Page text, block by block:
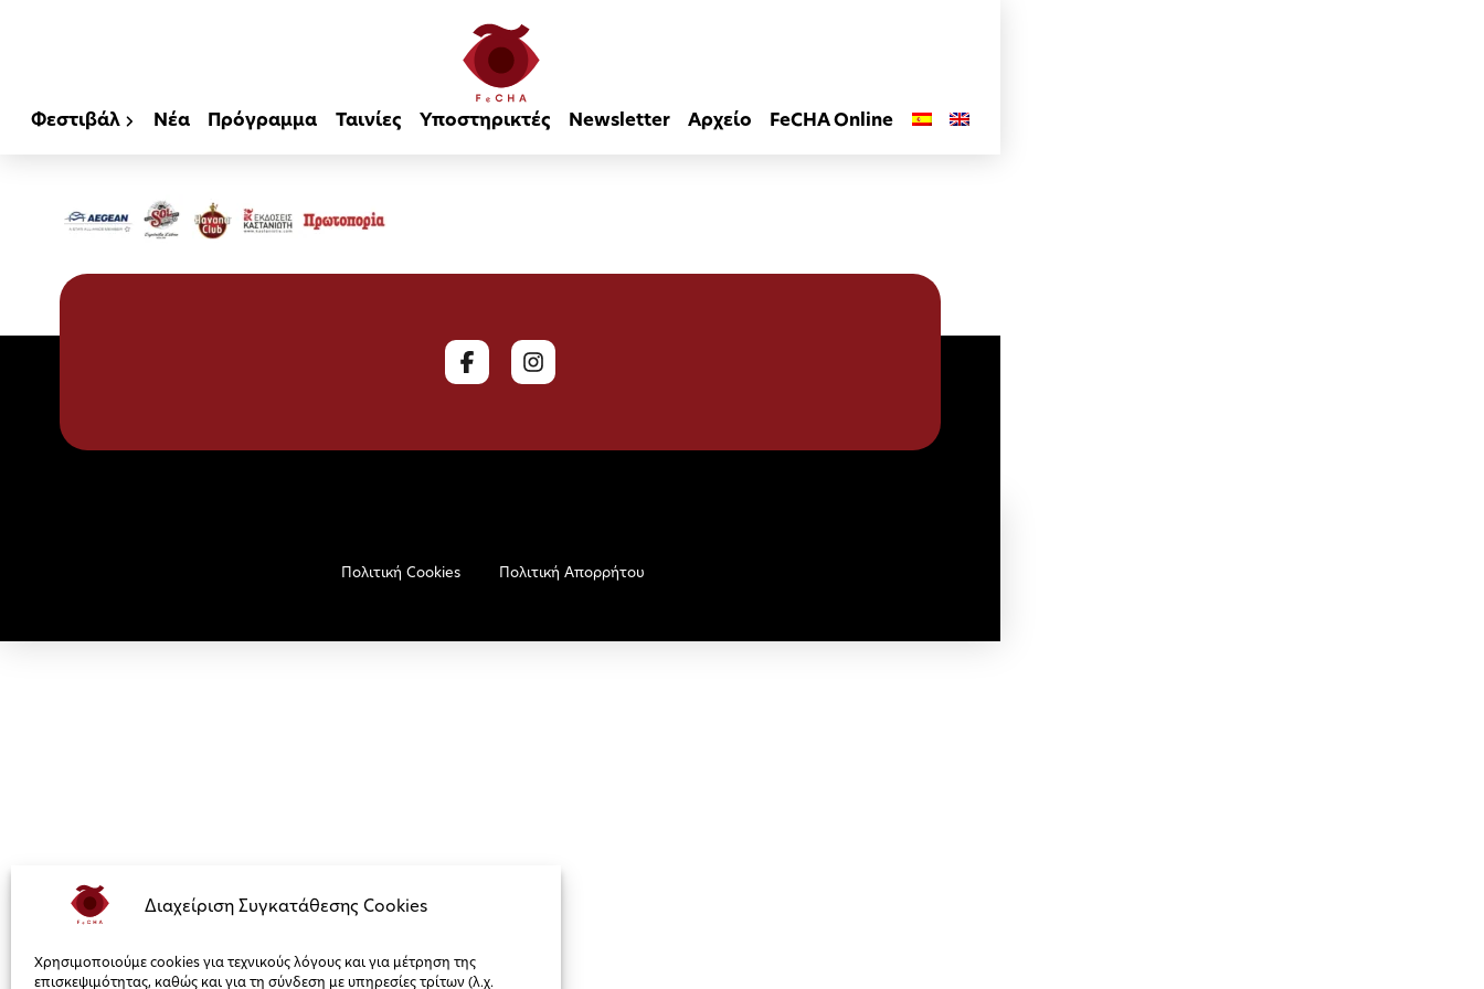
Διαχείριση Συγκατάθεσης Cookies
Χρησιμοποιούμε cookies για τεχνικούς λόγους και για μέτρηση της
επισκεψιμότητας, καθώς και για τη σύνδεση με υπηρεσίες τρίτων (λ.χ.
Φεστιβάλ Νέα Πρόγραμμα Ταινίες Υποστηρικτές Newsletter Αρχείο FeCHA Online
Πολιτική Cookies Πολιτική Απορρήτου